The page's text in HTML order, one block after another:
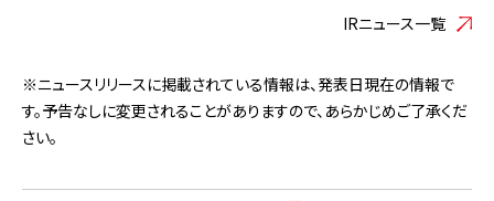
IRニュース一覧
※ニュースリリースに掲載されている情報は、発表日現在の情報で
す。予告なしに変更されることがありますので、あらかじめご了承くだ
さい。